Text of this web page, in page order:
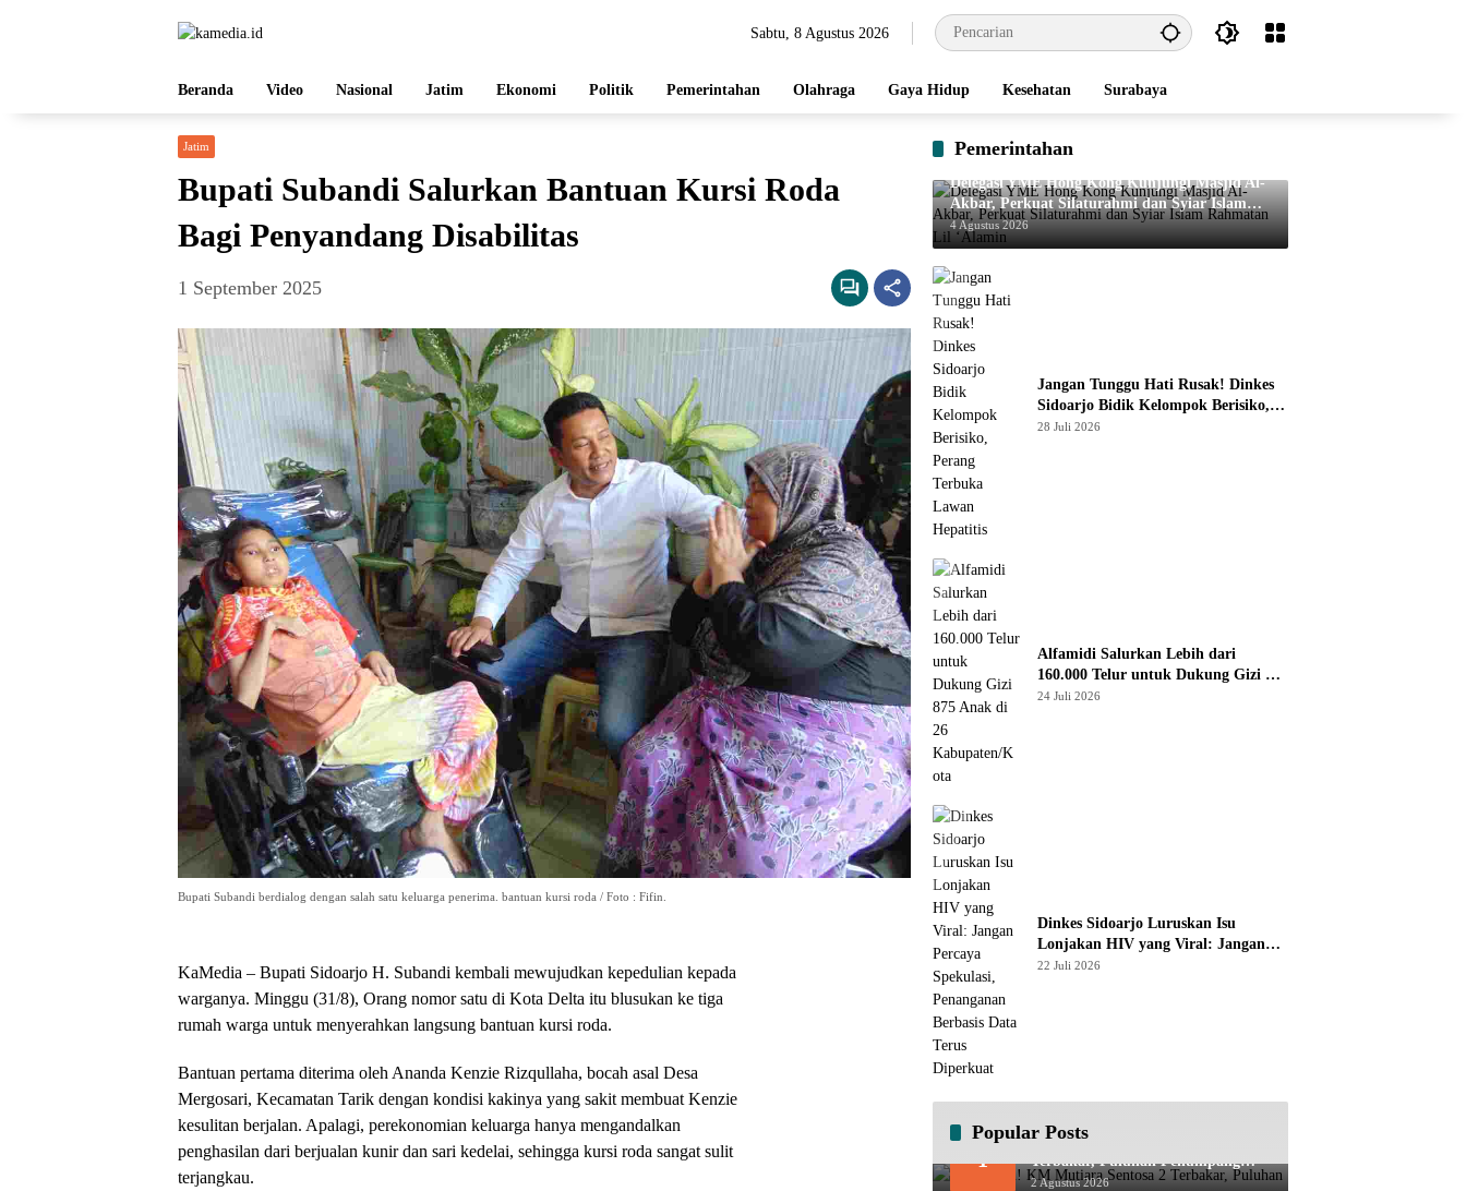
Sabtu, 8 Agustus 2026
Beranda Video Nasional Jatim Ekonomi Politik Pemerintahan Olahraga Gaya Hidup Kesehatan Surabaya
Jatim
Bupati Subandi Salurkan Bantuan Kursi Roda
Bagi Penyandang Disabilitas
1 September 2025
Bupati Subandi berdialog dengan salah satu keluarga penerima. bantuan kursi roda / Foto : Fifin.
KaMedia – Bupati Sidoarjo H. Subandi kembali mewujudkan kepedulian kepada
warganya. Minggu (31/8), Orang nomor satu di Kota Delta itu blusukan ke tiga
rumah warga untuk menyerahkan langsung bantuan kursi roda.
Bantuan pertama diterima oleh Ananda Kenzie Rizqullaha, bocah asal Desa
Mergosari, Kecamatan Tarik dengan kondisi kakinya yang sakit membuat Kenzie
kesulitan berjalan. Apalagi, perekonomian keluarga hanya mengandalkan
penghasilan dari berjualan kunir dan sari kedelai, sehingga kursi roda sangat sulit
terjangkau.
Pemerintahan
Delegasi YME Hong Kong Kunjungi Masjid Al-
Akbar, Perkuat Silaturahmi dan Syiar Islam
Rahmatan Lil ‘Alamin
4 Agustus 2026
Jangan Tunggu Hati Rusak! Dinkes
Sidoarjo Bidik Kelompok Berisiko,
Perang Terbuka Lawan Hepatitis
28 Juli 2026
Alfamidi Salurkan Lebih dari
160.000 Telur untuk Dukung Gizi 875
Anak di 26 Kabupaten/Kota
24 Juli 2026
Dinkes Sidoarjo Luruskan Isu
Lonjakan HIV yang Viral: Jangan
Percaya Spekulasi, Penanganan
22 Juli 2026
Popular Posts
1
Mencekam! KM Mutiara Sentosa 2
Terbakar, Puluhan Penumpang
Masih Bertahan Menunggu
2 Agustus 2026